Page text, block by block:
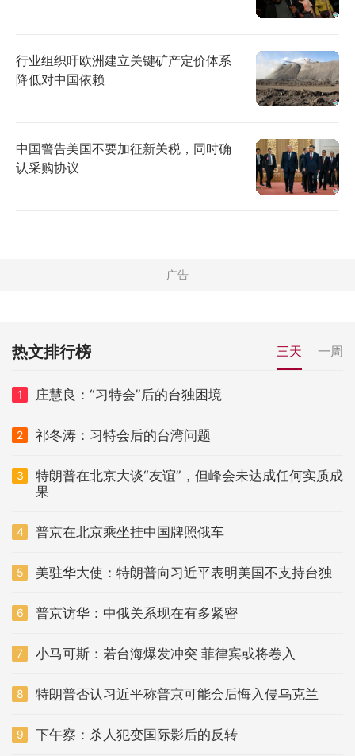
行业组织吁欧洲建立关键矿产定价体系
降低对中国依赖
中国警告美国不要加征新关税，同时确
认采购协议
热文排行榜 三天 一周
1 庄慧良：“习特会”后的台独困境
2 祁冬涛：习特会后的台湾问题
3
特朗普在北京大谈“友谊”，但峰会未达成任何实质成
果
4 普京在北京乘坐挂中国牌照俄车
5 美驻华大使：特朗普向习近平表明美国不支持台独
6 普京访华：中俄关系现在有多紧密
7 小马可斯：若台海爆发冲突 菲律宾或将卷入
8 特朗普否认习近平称普京可能会后悔入侵乌克兰
9 下午察：杀人犯变国际影后的反转